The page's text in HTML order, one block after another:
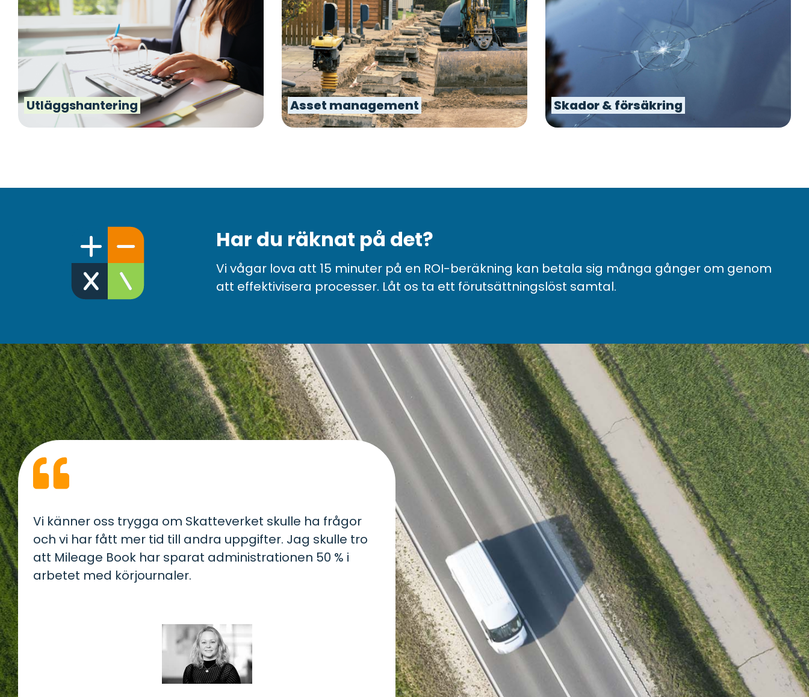
Utläggshantering Asset management Skador & försäkring
Har du räknat på det?
Vi vågar lova att 15 minuter på en ROI-beräkning kan betala sig många gånger om genom
att effektivisera processer. Låt os ta ett förutsättningslöst samtal.
Vi känner oss trygga om Skatteverket skulle ha frågor
och vi har fått mer tid till andra uppgifter. Jag skulle tro
att Mileage Book har sparat administrationen 50 % i
arbetet med körjournaler.